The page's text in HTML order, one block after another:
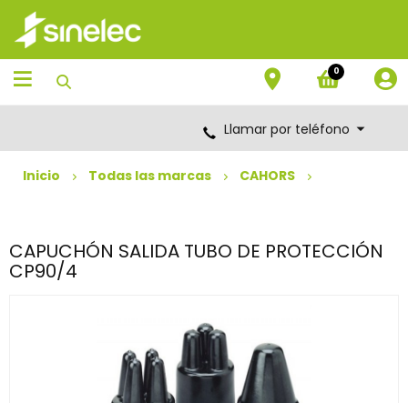
Saltar
contenido
Saltar
menú
de
navegación
0
Llamar por teléfono
Inicio Todas las marcas CAHORS
CAPUCHÓN SALIDA TUBO DE PROTECCIÓN
CP90/4